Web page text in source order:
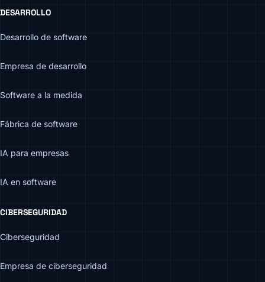
DESARROLLO
Desarrollo de software
Empresa de desarrollo
Software a la medida
Fábrica de software
IA para empresas
IA en software
CIBERSEGURIDAD
Ciberseguridad
Empresa de ciberseguridad